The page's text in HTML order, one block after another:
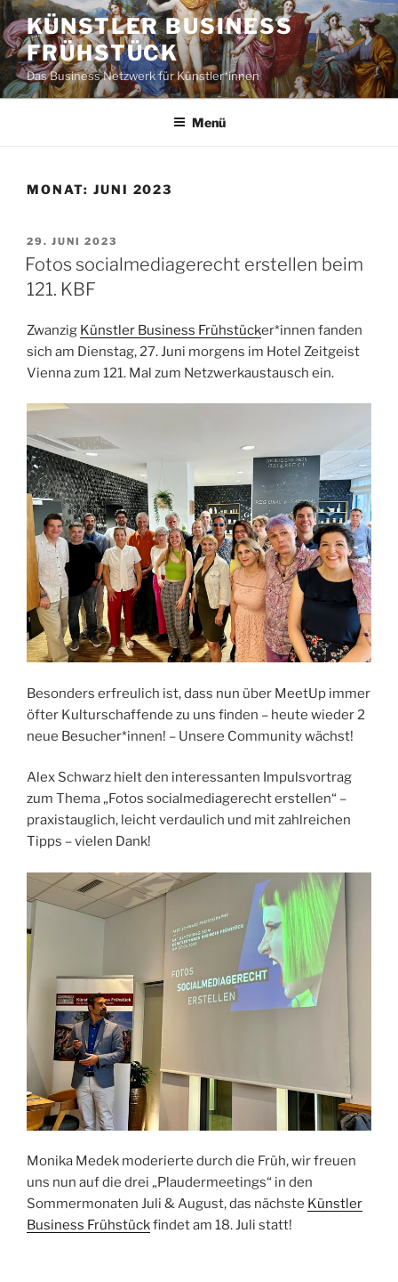
Zum
Inhalt
springen
KÜNSTLER BUSINESS
FRÜHSTÜCK
Das Business Netzwerk für Künstler*innen
Menü
MONAT: JUNI 2023
VERÖFFENTLICHT
AM
29. JUNI 2023
Fotos socialmediagerecht erstellen beim
121. KBF
Zwanzig Künstler Business Frühstücker*innen fanden
sich am Dienstag, 27. Juni morgens im Hotel Zeitgeist
Vienna zum 121. Mal zum Netzwerkaustausch ein.
Besonders erfreulich ist, dass nun über MeetUp immer
öfter Kulturschaffende zu uns finden – heute wieder 2
neue Besucher*innen! – Unsere Community wächst!
Alex Schwarz hielt den interessanten Impulsvortrag
zum Thema „Fotos socialmediagerecht erstellen“ –
praxistauglich, leicht verdaulich und mit zahlreichen
Tipps – vielen Dank!
Monika Medek moderierte durch die Früh, wir freuen
uns nun auf die drei „Plaudermeetings“ in den
Sommermonaten Juli & August, das nächste Künstler
Business Frühstückfindet am 18. Juli statt!